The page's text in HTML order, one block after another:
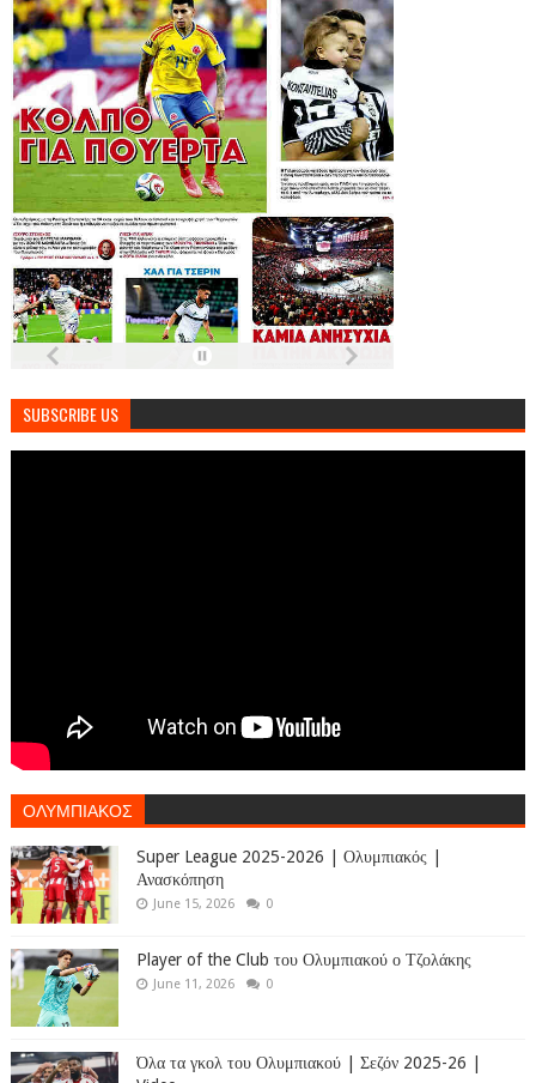
SUBSCRIBE US
ΟΛΥΜΠΙΑΚΟΣ
Super League 2025-2026 | Ολυμπιακός |
Ανασκόπηση
June 15, 2026 0
Player of the Club του Ολυμπιακού ο Τζολάκης
June 11, 2026 0
Όλα τα γκολ του Ολυμπιακού | Σεζόν 2025-26 |